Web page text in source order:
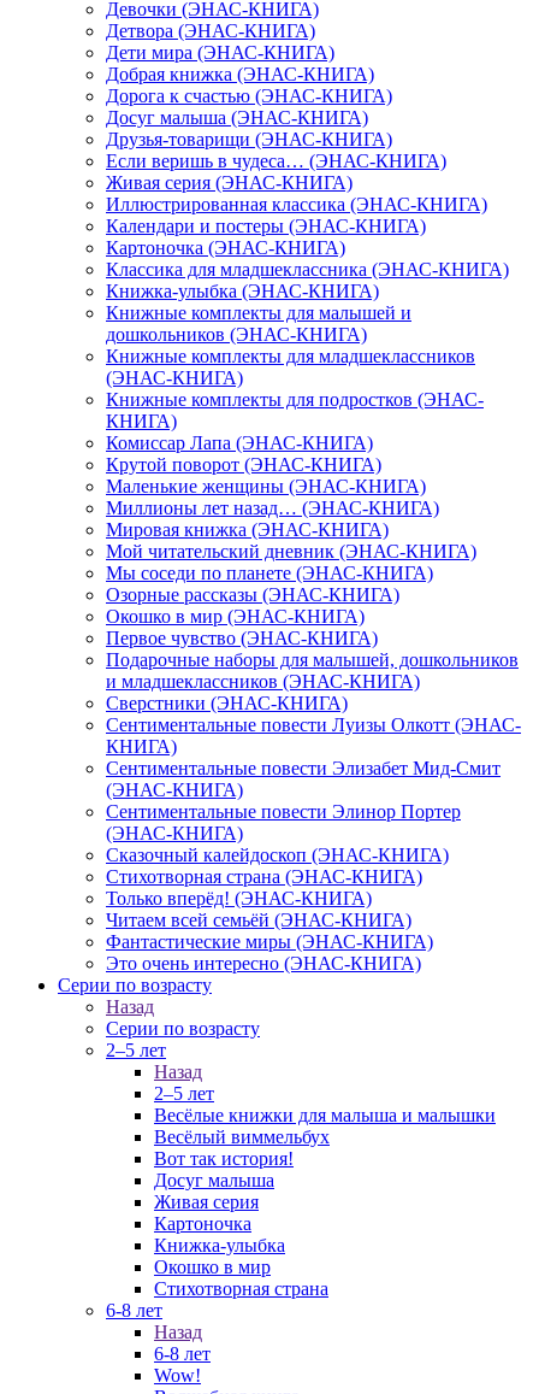
Девочки (ЭНАС-КНИГА)
Детвора (ЭНАС-КНИГА)
Дети мира (ЭНАС-КНИГА)
Добрая книжка (ЭНАС-КНИГА)
Дорога к счастью (ЭНАС-КНИГА)
Досуг малыша (ЭНАС-КНИГА)
Друзья-товарищи (ЭНАС-КНИГА)
Если веришь в чудеса… (ЭНАС-КНИГА)
Живая серия (ЭНАС-КНИГА)
Иллюстрированная классика (ЭНАС-КНИГА)
Календари и постеры (ЭНАС-КНИГА)
Картоночка (ЭНАС-КНИГА)
Классика для младшеклассника (ЭНАС-КНИГА)
Книжка-улыбка (ЭНАС-КНИГА)
Книжные комплекты для малышей и
дошкольников (ЭНАС-КНИГА)
Книжные комплекты для младшеклассников
(ЭНАС-КНИГА)
Книжные комплекты для подростков (ЭНАС-
КНИГА)
Комиссар Лапа (ЭНАС-КНИГА)
Крутой поворот (ЭНАС-КНИГА)
Маленькие женщины (ЭНАС-КНИГА)
Миллионы лет назад… (ЭНАС-КНИГА)
Мировая книжка (ЭНАС-КНИГА)
Мой читательский дневник (ЭНАС-КНИГА)
Мы соседи по планете (ЭНАС-КНИГА)
Озорные рассказы (ЭНАС-КНИГА)
Окошко в мир (ЭНАС-КНИГА)
Первое чувство (ЭНАС-КНИГА)
Подарочные наборы для малышей, дошкольников
и младшеклассников (ЭНАС-КНИГА)
Сверстники (ЭНАС-КНИГА)
Сентиментальные повести Луизы Олкотт (ЭНАС-
КНИГА)
Сентиментальные повести Элизабет Мид-Смит
(ЭНАС-КНИГА)
Сентиментальные повести Элинор Портер
(ЭНАС-КНИГА)
Сказочный калейдоскоп (ЭНАС-КНИГА)
Стихотворная страна (ЭНАС-КНИГА)
Только вперёд! (ЭНАС-КНИГА)
Читаем всей семьёй (ЭНАС-КНИГА)
Фантастические миры (ЭНАС-КНИГА)
Это очень интересно (ЭНАС-КНИГА)
Серии по возрасту
Назад
Серии по возрасту
2–5 лет
Назад
2–5 лет
Весёлые книжки для малыша и малышки
Весёлый виммельбух
Вот так история!
Досуг малыша
Живая серия
Картоночка
Книжка-улыбка
Окошко в мир
Стихотворная страна
6-8 лет
Назад
6-8 лет
Wow!